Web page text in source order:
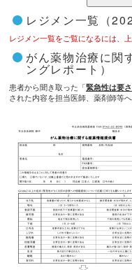
レジメン一覧（
レジメン一覧をご覧になるには、
がん薬物治療に関
ングレポート）
患者から聞き取った「緊急性は要
された内容を担当医師、薬剤師等